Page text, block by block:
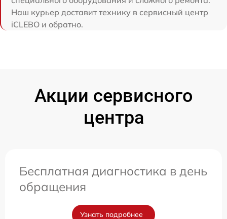
Наш курьер доставит технику в сервисный центр
iCLEBO и обратно.
Акции сервисного
центра
Бесплатная диагностика в день
обращения
Узнать подробнее